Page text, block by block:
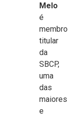
Melo
é
membro
titular
da
SBCP,
uma
das
maiores
e